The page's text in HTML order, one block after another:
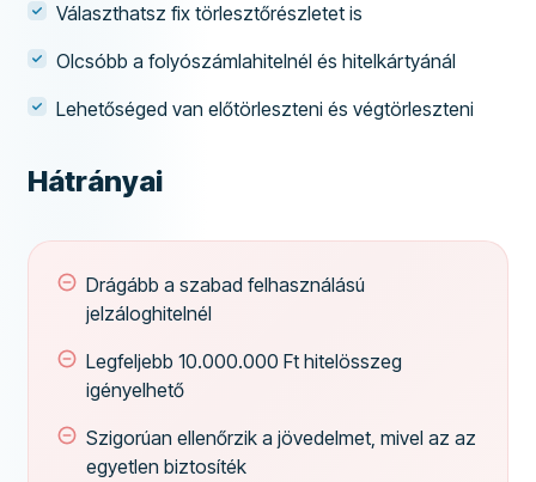
Választhatsz fix törlesztőrészletet is
Olcsóbb a folyószámlahitelnél és hitelkártyánál
Lehetőséged van előtörleszteni és végtörleszteni
Hátrányai
Drágább a szabad felhasználású
jelzáloghitelnél
Legfeljebb 10.000.000 Ft hitelösszeg
igényelhető
Szigorúan ellenőrzik a jövedelmet, mivel az az
egyetlen biztosíték